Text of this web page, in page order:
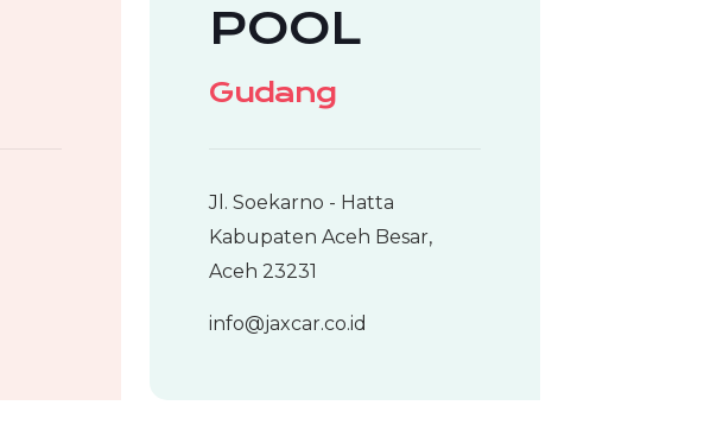
POOL
Gudang
Jl. Soekarno - Hatta
Kabupaten Aceh Besar,
Aceh 23231
info@jaxcar.co.id